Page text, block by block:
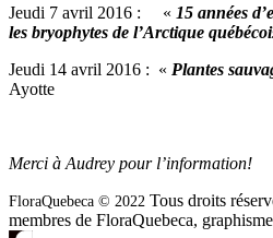
Jeudi 7 avril 2016 : « 15 années
les bryophytes de l’Arctique
Jeudi 14 avril 2016 : « Plantes
Ayotte
Merci à Audrey pour l’information!
FloraQuebeca © 2022 Tous droits
membres de FloraQuebeca,